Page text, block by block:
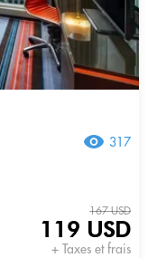
317
167 USD
119 USD
+ Taxes et frais